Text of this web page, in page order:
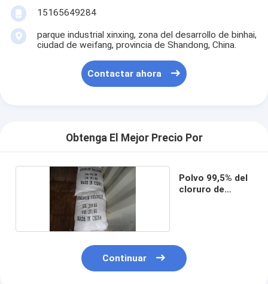
15165649284
parque industrial xinxing, zona del desarrollo de binhai,
ciudad de weifang, provincia de Shandong, China.
Contactar ahora
Obtenga El Mejor Precio Por
Polvo 99,5% del
cloruro de
Continuar